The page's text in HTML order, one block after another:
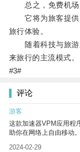
总之，免费机场
它将为旅客提供
旅行体验。
随着科技与旅游
来旅行的主流模式。
#3#
评论
游客
这款加速器VPM应用程
助你在网络上自由移动。
2024-02-29